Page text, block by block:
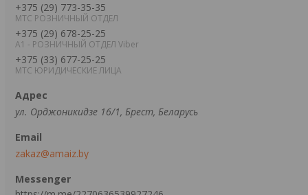
+375 (29) 773-35-35
МТС РОЗНИЧНЫЙ ОТДЕЛ
+375 (29) 678-25-25
А1 - РОЗНИЧНЫЙ ОТДЕЛ Viber
+375 (33) 677-25-25
МТС ЮРИДИЧЕСКИЕ ЛИЦА
ул. Орджоникидзе 16/1, Брест, Беларусь
zakaz@amaiz.by